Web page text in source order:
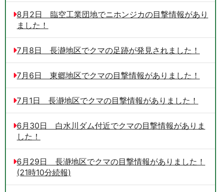
8月2日 臨空工業団地でニホンジカの目撃情報があり
ました！
7月8日 長瀞地区でクマの足跡が発見されました！
7月6日 東郷地区でクマの目撃情報がありました！
7月1日 長瀞地区でクマの目撃情報がありました！
6月30日 白水川ダム付近でクマの目撃情報がありま
した！
6月29日 長瀞地区でクマの目撃情報がありました！
(21時10分続報)